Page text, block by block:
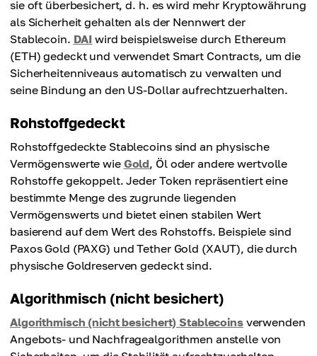
sie oft überbesichert, d. h. es wird mehr Kryptowährung
als Sicherheit gehalten als der Nennwert der
Stablecoin. DAI wird beispielsweise durch Ethereum
(ETH) gedeckt und verwendet Smart Contracts, um die
Sicherheitenniveaus automatisch zu verwalten und
seine Bindung an den US-Dollar aufrechtzuerhalten.
Rohstoffgedeckt
Rohstoffgedeckte Stablecoins sind an physische
Vermögenswerte wie Gold, Öl oder andere wertvolle
Rohstoffe gekoppelt. Jeder Token repräsentiert eine
bestimmte Menge des zugrunde liegenden
Vermögenswerts und bietet einen stabilen Wert
basierend auf dem Wert des Rohstoffs. Beispiele sind
Paxos Gold (PAXG) und Tether Gold (XAUT), die durch
physische Goldreserven gedeckt sind.
Algorithmisch (nicht besichert)
Algorithmisch (nicht besichert) Stablecoinsverwenden
Angebots- und Nachfragealgorithmen anstelle von